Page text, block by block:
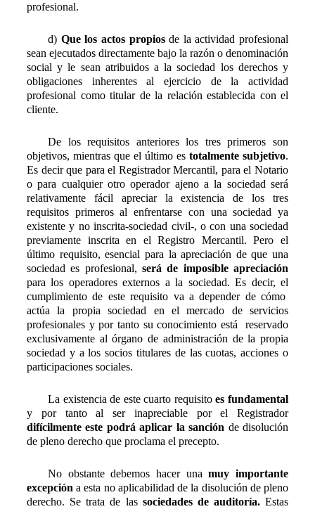
profesional.
d) Que los actos propiosde la actividad profesional
sean ejecutados directamente bajo la razón o denominación
social y le sean atribuidos a la sociedad los derechos y
obligaciones inherentes al ejercicio de la actividad
profesional como titular de la relación establecida con el
cliente.
De los requisitos anteriores los tres primeros son
objetivos, mientras que el último es totalmente subjetivo.
Es decir que para el Registrador Mercantil, para el Notario
o para cualquier otro operador ajeno a la sociedad será
relativamente fácil apreciar la existencia de los tres
requisitos primeros al enfrentarse con una sociedad ya
existente y no inscrita-sociedad civil-, o con una sociedad
previamente inscrita en el Registro Mercantil. Pero el
último requisito, esencial para la apreciación de que una
sociedad es profesional, será de imposible apreciación
para los operadores externos a la sociedad. Es decir, el
cumplimiento de este requisito va a depender de cómo
actúa la propia sociedad en el mercado de servicios
profesionales y por tanto su conocimiento está reservado
exclusivamente al órgano de administración de la propia
sociedad y a los socios titulares de las cuotas, acciones o
participaciones sociales.
La existencia de este cuarto requisitoes fundamental
y por tanto al ser inapreciable por el Registrador
difícilmente este podrá aplicar la sanción de disolución
de pleno derecho que proclama el precepto.
No obstante debemos hacer unamuy importante
excepción a esta no aplicabilidad de la disolución de pleno
derecho. Se trata de las sociedades de auditoría.Estas